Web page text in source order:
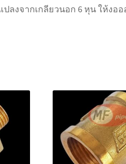
ลงจากเกลียวนอก 6 หุน ให้งออ